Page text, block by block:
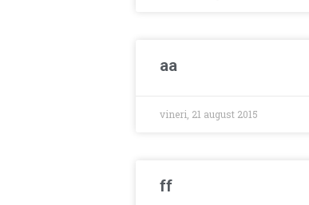
aa
vineri, 21 august 2015
ff